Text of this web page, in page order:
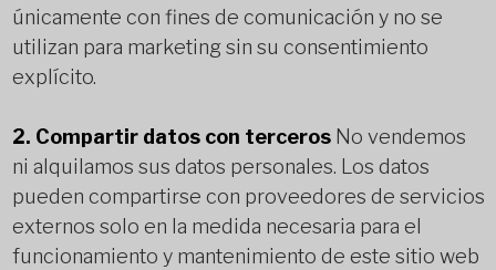
únicamente con fines de comunicación y no se
utilizan para marketing sin su consentimiento
explícito.
2. Compartir datos con tercerosNo vendemos
ni alquilamos sus datos personales. Los datos
pueden compartirse con proveedores de servicios
externos solo en la medida necesaria para el
funcionamiento y mantenimiento de este sitio web